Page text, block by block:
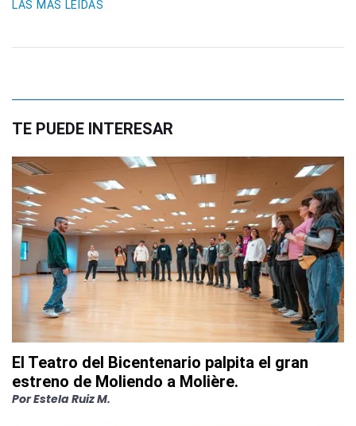
LAS MÁS LEIDAS
TE PUEDE INTERESAR
El Teatro del Bicentenario palpita el gran
estreno de Moliendo a Molière.
PorEstela Ruiz M.